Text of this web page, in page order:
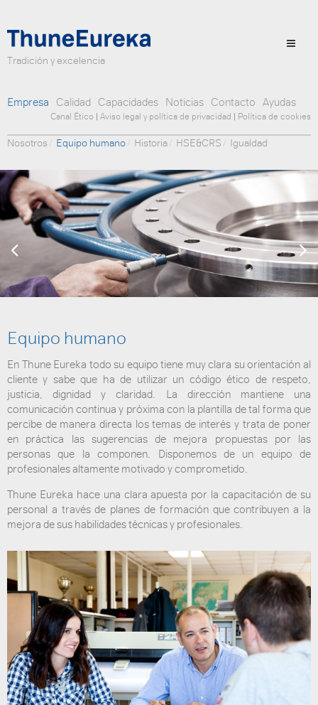
Tradición y excelencia
Empresa Calidad Capacidades Noticias Contacto Ayudas
Canal Ético Aviso legal y política de privacidad Política de cookies
Nosotros Equipo humano Historia HSE&CRS Igualdad
Equipo humano
En Thune Eureka todo su equipo tiene muy clara su orientación al
cliente y sabe que ha de utilizar un código ético de respeto,
justicia, dignidad y claridad. La dirección mantiene una
comunicación continua y próxima con la plantilla de tal forma que
percibe de manera directa los temas de interés y trata de poner
en práctica las sugerencias de mejora propuestas por las
personas que la componen. Disponemos de un equipo de
profesionales altamente motivado y comprometido.
Thune Eureka hace una clara apuesta por la capacitación de su
personal a través de planes de formación que contribuyen a la
mejora de sus habilidades técnicas y profesionales.